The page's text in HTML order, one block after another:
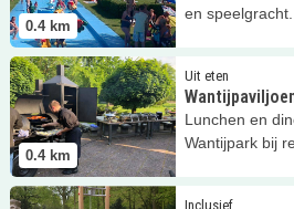
0.4 km
en
0.4 km
Uit eten
Lunchen en
Wantijpark bij
Lees meer Wantijpaviljoen
Inclusief
Lees meer Speelplek Wantijpark